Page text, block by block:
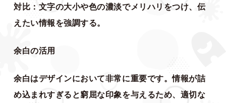
対比：文字の大小や色の濃淡でメリハリをつけ、伝
えたい情報を強調する。
余白の活用
余白はデザインにおいて非常に重要です。情報が詰
め込まれすぎると窮屈な印象を与えるため、適切な